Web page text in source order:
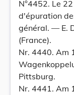
N°4452. Le
d'épuration
général. — E.
(France).
Nr. 4440. Am
Pittsburg.
Nr. 4441. Am